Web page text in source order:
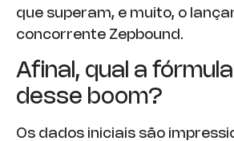
que superam, e muito, o
concorrente Zepbound.
Afinal, qual a
desse boom?
Os dados iniciais são